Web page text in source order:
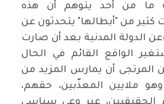
ما من أحد يتوهم أن هذه
كثير من "أبطالها" يتحدثون عن
الدولة المدنية بعد أن صارت
الواقع القائم في الحال
المرتجى أن يمارس المزيد من
وهو ملايين المعذّبين، حقهم،